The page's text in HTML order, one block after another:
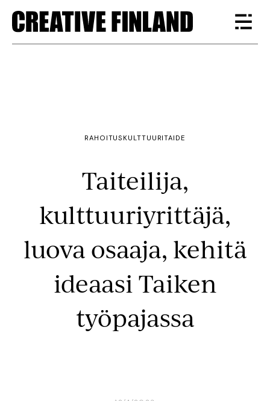
RAHOITUS KULTTUURITAIDE
Taiteilija,
kulttuuriyrittäjä,
luova osaaja, kehitä
ideaasi Taiken
työpajassa